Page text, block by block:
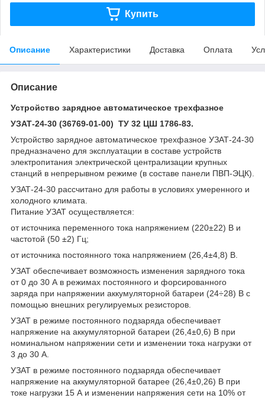
Купить
Описание Характеристики Доставка Оплата
Описание
Устройство зарядное автоматическое трехфазное
УЗАТ-24-30 (36769-01-00) ТУ 32 ЦШ 1786-83.
Устройство зарядное автоматическое трехфазное УЗАТ-24-30
предназначено для эксплуатации в составе устройств
электропитания электрической централизации крупных
станций в непрерывном режиме (в составе панели ПВП-ЭЦК).
УЗАТ-24-30 рассчитано для работы в условиях умеренного и
холодного климата.
Питание УЗАТ осуществляется:
от источника переменного тока напряжением (220±22) В и
частотой (50 ±2) Гц;
от источника постоянного тока напряжением (26,4±4,8) В.
УЗАТ обеспечивает возможность изменения зарядного тока
от 0 до 30 А в режимах постоянного и форсированного
заряда при напряжении аккумуляторной батареи (24÷28) В с
помощью внешних регулируемых резисторов.
УЗАТ в режиме постоянного подзаряда обеспечивает
напряжение на аккумуляторной батареи (26,4±0,6) В при
номинальном напряжении сети и изменении тока нагрузки от
3 до 30 А.
УЗАТ в режиме постоянного подзаряда обеспечивает
напряжение на аккумуляторной батарее (26,4±0,26) В при
токе нагрузки 15 А и изменении напряжения сети на 10% от